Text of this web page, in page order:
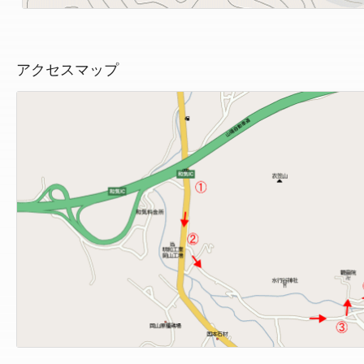
アクセスマップ